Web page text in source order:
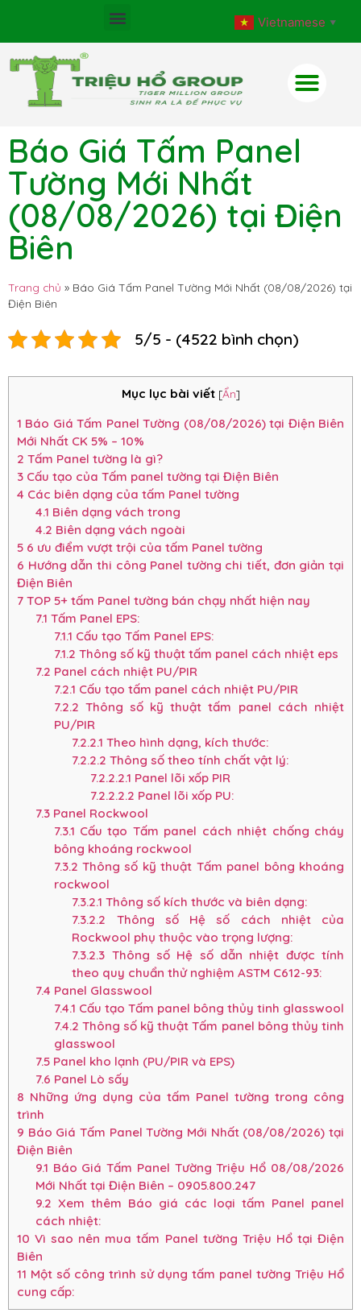
Vietnamese ▼
Báo Giá Tấm Panel
Tường Mới Nhất
(08/08/2026) tại Điện
Biên
Trang chủ » Báo Giá Tấm Panel Tường Mới Nhất (08/08/2026) tại
Điện Biên
5/5 - (4522 bình chọn)
Mục lục bài viết [Ẩn]
1 Báo Giá Tấm Panel Tường (08/08/2026) tại Điện Biên
Mới Nhất CK 5% – 10%
2 Tấm Panel tường là gì?
3 Cấu tạo của Tấm panel tường tại Điện Biên
4 Các biên dạng của tấm Panel tường
4.1 Biên dạng vách trong
4.2 Biên dạng vách ngoài
5 6 ưu điểm vượt trội của tấm Panel tường
6 Hướng dẫn thi công Panel tường chi tiết, đơn giản tại
Điện Biên
7 TOP 5+ tấm Panel tường bán chạy nhất hiện nay
7.1 Tấm Panel EPS:
7.1.1 Cấu tạo Tấm Panel EPS:
7.1.2 Thông số kỹ thuật tấm panel cách nhiệt eps
7.2 Panel cách nhiệt PU/PIR
7.2.1 Cấu tạo tấm panel cách nhiệt PU/PIR
7.2.2 Thông số kỹ thuật tấm panel cách nhiệt
PU/PIR
7.2.2.1 Theo hình dạng, kích thước:
7.2.2.2 Thông số theo tính chất vật lý:
7.2.2.2.1 Panel lõi xốp PIR
7.2.2.2.2 Panel lõi xốp PU:
7.3Panel Rockwool
7.3.1 Cấu tạo Tấm panel cách nhiệt chống cháy
bông khoáng rockwool
7.3.2 Thông số kỹ thuật Tấm panel bông khoáng
rockwool
7.3.2.1 Thông số kích thước và biên dạng:
7.3.2.2 Thông số Hệ số cách nhiệt của
Rockwool phụ thuộc vào trọng lượng:
7.3.2.3 Thông số Hệ số dẫn nhiệt được tính
theo quy chuẩn thử nghiệm ASTM C612-93:
7.4 Panel Glasswool
7.4.1 Cấu tạo Tấm panel bông thủy tinh glasswool
7.4.2 Thông số kỹ thuật Tấm panel bông thủy tinh
glasswool
7.5Panel kho lạnh (PU/PIR và EPS)
7.6 Panel Lò sấy
8 Những ứng dụng của tấm Panel tường trong công
trình
9 Báo Giá Tấm Panel Tường Mới Nhất (08/08/2026) tại
Điện Biên
9.1 Báo Giá Tấm Panel Tường Triệu Hổ 08/08/2026
Mới Nhất tại Điện Biên – 0905.800.247
9.2 Xem thêm Báo giá các loại tấm Panel panel
cách nhiệt:
10 Vì sao nên mua tấm Panel tường Triệu Hổ tại Điện
Biên
11 Một số công trình sử dụng tấm panel tường Triệu Hổ
cung cấp: